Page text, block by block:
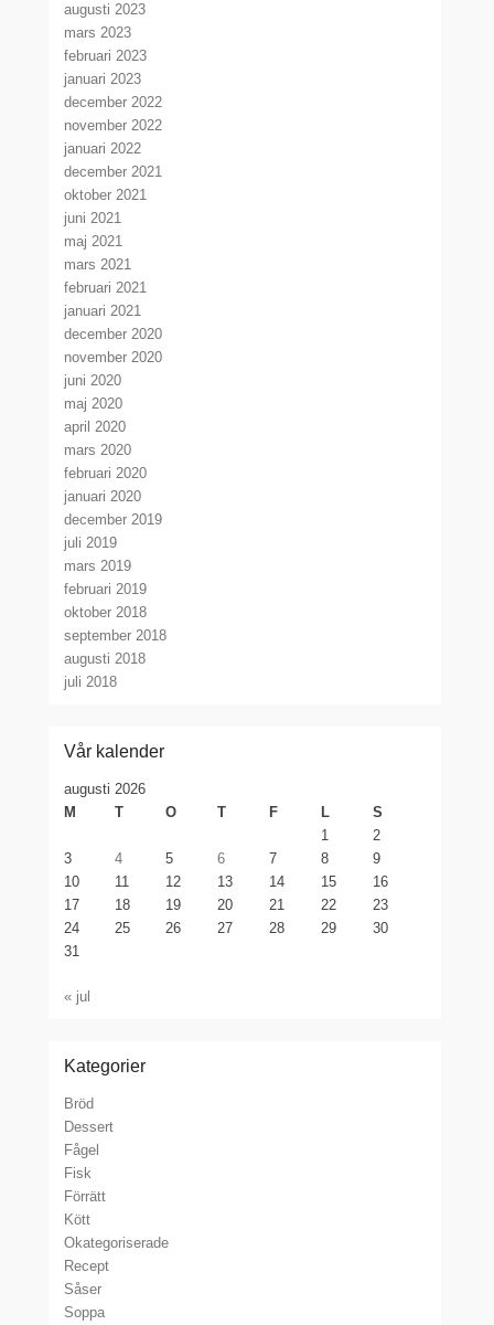
augusti 2023
mars 2023
februari 2023
januari 2023
december 2022
november 2022
januari 2022
december 2021
oktober 2021
juni 2021
maj 2021
mars 2021
februari 2021
januari 2021
december 2020
november 2020
juni 2020
maj 2020
april 2020
mars 2020
februari 2020
januari 2020
december 2019
juli 2019
mars 2019
februari 2019
oktober 2018
september 2018
augusti 2018
juli 2018
Vår kalender
augusti 2026
M
T O T F L
S
1
2
3
4 5 6 7 8
9
10
11 12 13 14 15
16
17
18 19 20 21 22
23
24
25 26 27 28 29
30
31
« jul
Kategorier
Bröd
Dessert
Fågel
Fisk
Förrätt
Kött
Okategoriserade
Recept
Såser
Soppa